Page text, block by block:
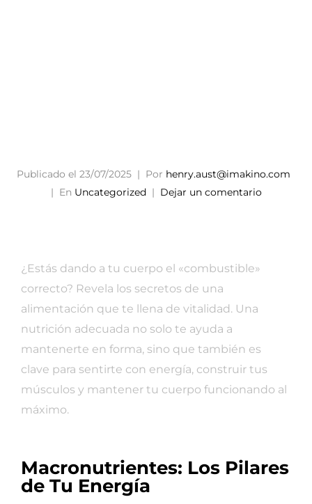
Publicado el 23/07/2025 Por henry.aust@imakino.com
En Uncategorized Dejar un comentario
¿Estás dando a tu cuerpo el «combustible»
correcto? Revela los secretos de una
alimentación que te llena de vitalidad. Una
nutrición adecuada no solo te ayuda a
mantenerte en forma, sino que también es
clave para sentirte con energía, construir tus
músculos y mantener tu cuerpo funcionando al
máximo.
Macronutrientes: Los Pilares
de Tu Energía